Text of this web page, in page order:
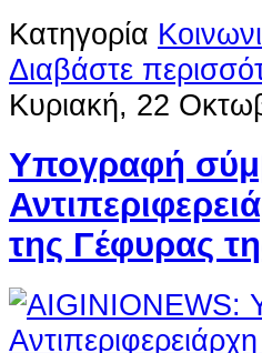
Κατηγορία
Διαβάστε
Κυριακή, 22
Υπογραφή
της Γέφυρας